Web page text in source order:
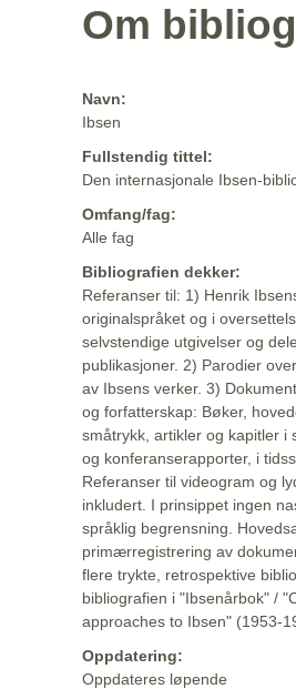
Om
Navn:
Ibsen
Fullstendig tittel:
Den internasjonale Ibsen-
Omfang/fag:
Alle fag
Bibliografien dekker:
Referanser til: 1) Henrik
originalspråket og i
selvstendige utgivelser og
publikasjoner. 2) Parodier
av Ibsens verker. 3)
og forfatterskap: Bøker,
småtrykk, artikler og kapitler i
og konferanserapporter, i
Referanser til videogram og
inkludert. I prinsippet ingen
språklig begrensning.
primærregistrering av
flere trykte, retrospektive
bibliografien i "Ibsenårbok" /
approaches to Ibsen" (1953-
Oppdatering:
Oppdateres løpende